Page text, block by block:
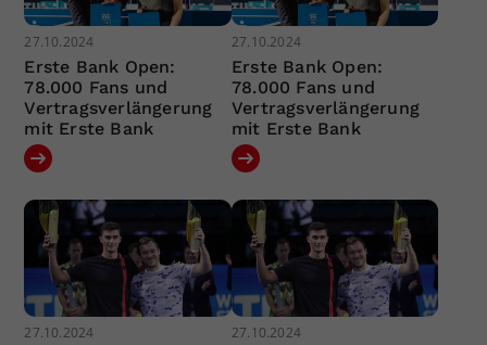
27.10.2024
Erste Bank Open:
78.000 Fans und
Vertragsverlängerung
mit Erste Bank
27.10.2024
Erste Bank Open:
78.000 Fans und
Vertragsverlängerung
mit Erste Bank
27.10.2024 27.10.2024